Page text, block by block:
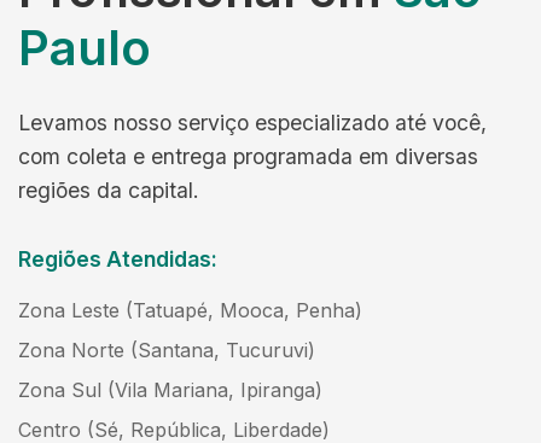
Paulo
Levamos nosso serviço especializado até você,
com coleta e entrega programada em diversas
regiões da capital.
Regiões Atendidas:
Zona Leste (Tatuapé, Mooca, Penha)
Zona Norte (Santana, Tucuruvi)
Zona Sul (Vila Mariana, Ipiranga)
Centro (Sé, República, Liberdade)